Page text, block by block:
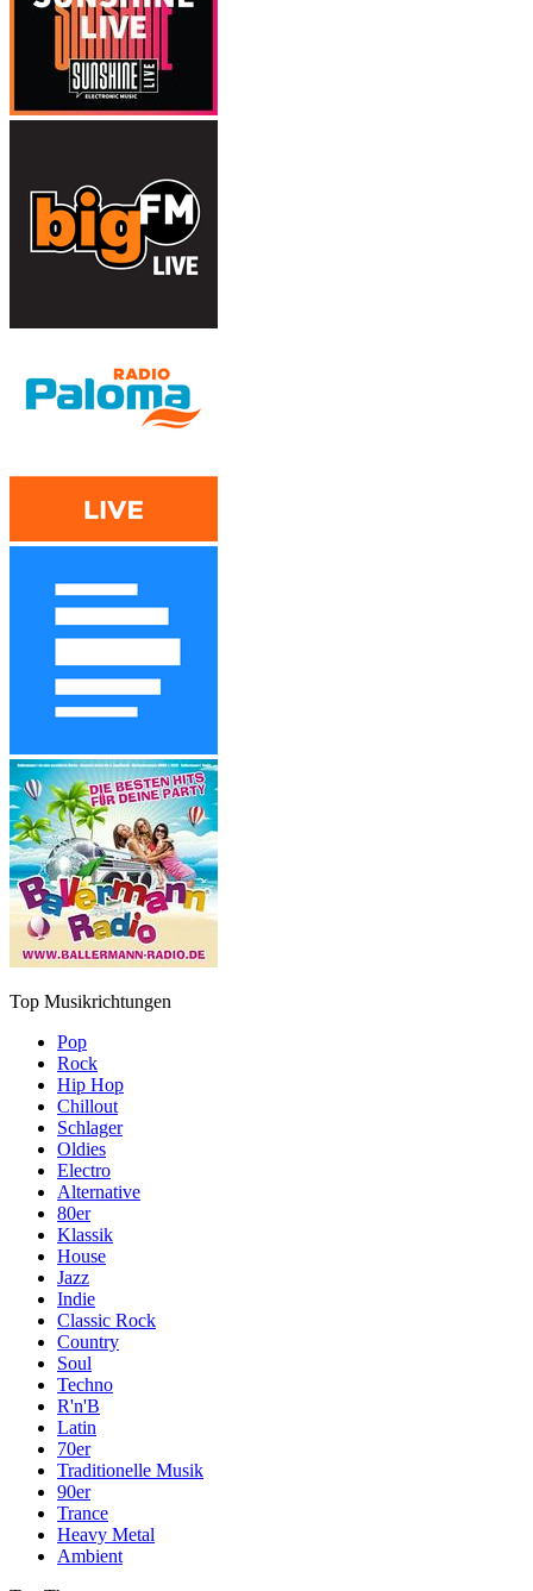
Top Musikrichtungen
Pop
Rock
Hip Hop
Chillout
Schlager
Oldies
Electro
Alternative
80er
Klassik
House
Jazz
Indie
Classic Rock
Country
Soul
Techno
R'n'B
Latin
70er
Traditionelle Musik
90er
Trance
Heavy Metal
Ambient